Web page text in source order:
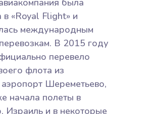
была
в «Royal Flight» и
международным
В 2015 году
перевело
флота из
Шереметьево,
начала полеты в
Израиль и в некоторые